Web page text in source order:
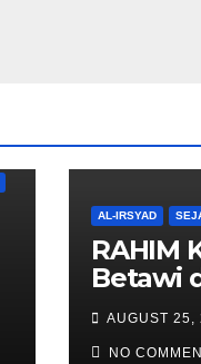
AL-IRSYAD
RAHIM
Betawi
Andalas
AUGUST 25,
NO